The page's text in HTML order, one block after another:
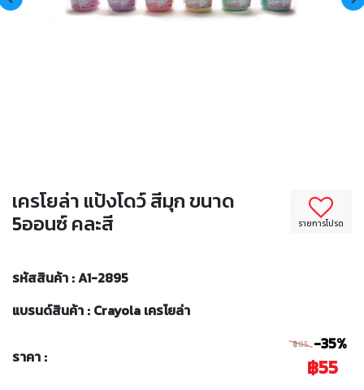
รายการโปรด
เครโยล่า แป้งโดว์ สีมุก ขนาด
5ออนซ์ คละสี
รหัสสินค้า : A1-2895
แบรนด์สินค้า : Crayola เครโยล่า
ราคา :
฿85 -35%
฿55